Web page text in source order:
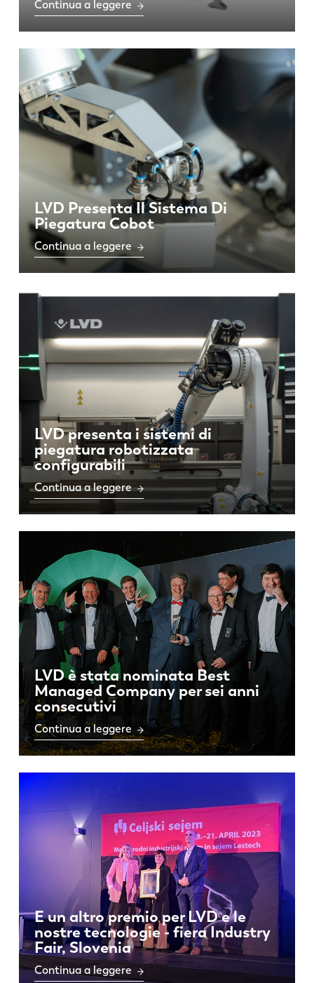
Continua a leggere
LVD Presenta Il Sistema Di
Piegatura Cobot
Continua a leggere
LVD presenta i sistemi di
piegatura robotizzata
configurabili
Continua a leggere
LVD è stata nominata Best
Managed Company per sei anni
consecutivi
Continua a leggere
E un altro premio per LVD e le
nostre tecnologie - fiera Industry
Fair, Slovenia
Continua a leggere
FR EN-US
DE
PT-PT
PL SK
KO